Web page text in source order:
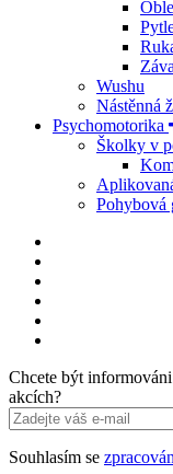
Wushu
Nástěnná
Psychomotorika
Školky v
Pohybová
Chcete být
akcích?
Souhlasím se